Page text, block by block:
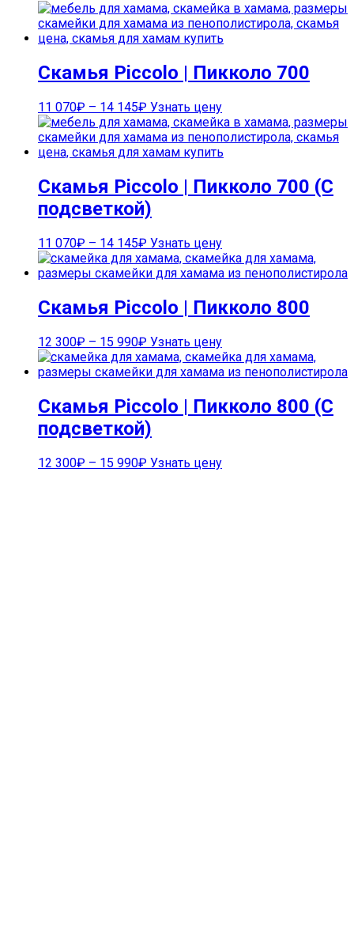
Скамья Piccolo | Пикколо 700
11 070₽ – 14 145₽ Узнать цену
Скамья Piccolo | Пикколо 700 (С
подсветкой)
11 070₽ – 14 145₽ Узнать цену
Скамья Piccolo | Пикколо 800
12 300₽ – 15 990₽ Узнать цену
Скамья Piccolo | Пикколо 800 (С
подсветкой)
12 300₽ – 15 990₽ Узнать цену